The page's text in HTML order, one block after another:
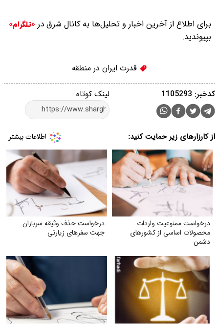
برای اطلاع از آخرین اخبار و تحلیل‌ها به کانال شرق در «تلگرام»
بپیوندید.
قدرت ایران در منطقه
لینک کوتاه کدخبر: 1105293
از کارزارهای زیر حمایت کنید:
درخواست ممنوعیت واردات
محصولات اساسی از کشورهای
دشمن
درخواست حذف وثیقه سربازان
جهت سفرهای زیارتی